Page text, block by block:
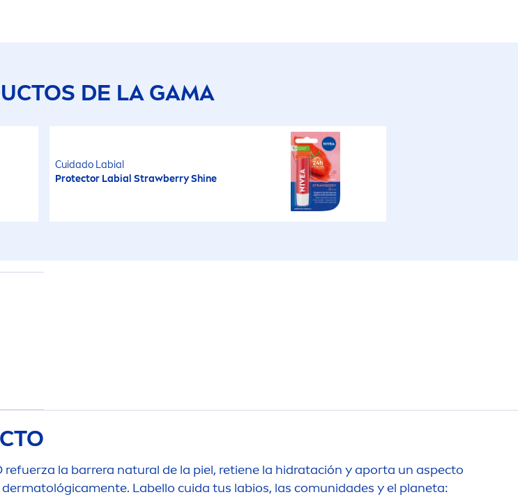
DE LA GAMA
Cuidado Labial
Protector Labial StrawberryShine
refuerza la barrera natural de la piel, retiene la hidratación y aporta un aspecto
dermatológicamente. Labello cuida tus labios, las comunidades y el planeta: